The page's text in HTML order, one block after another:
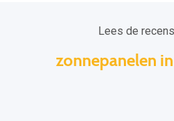
Lees de
zonnepanelen